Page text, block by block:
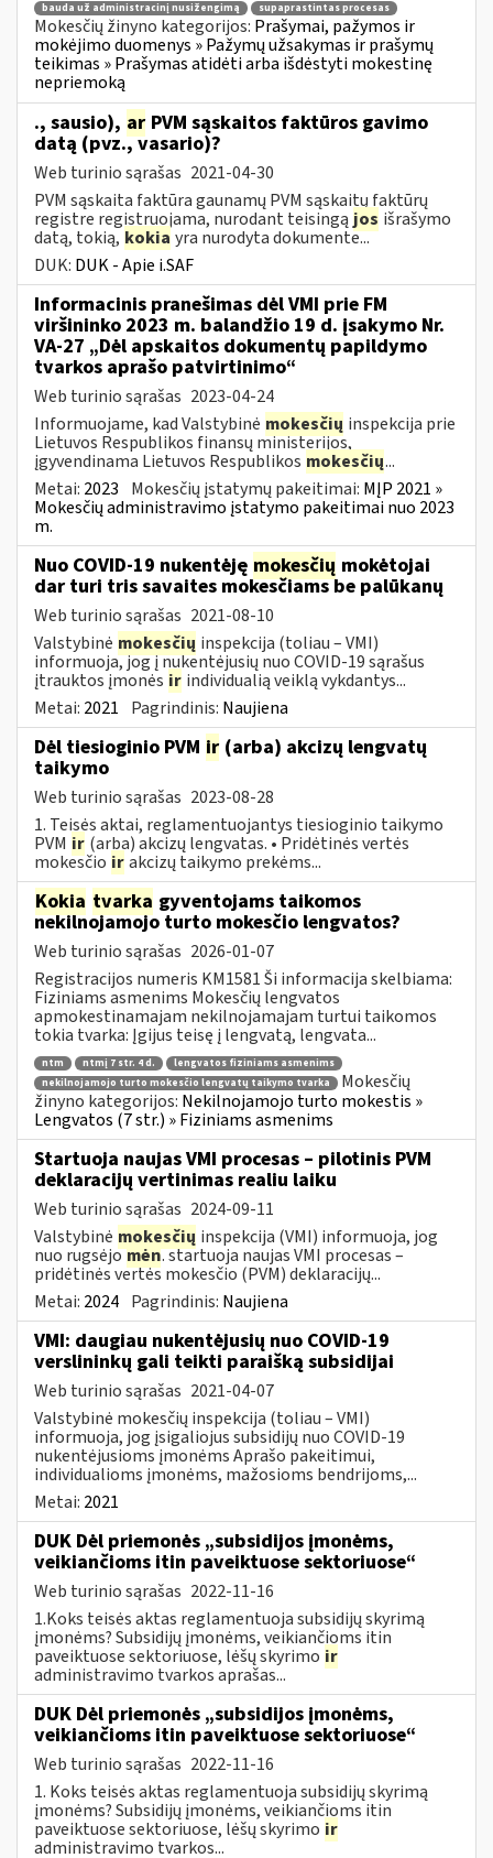
bauda už administracinį nusižengimą
supaprastintas procesas
Mokesčių žinyno kategorijos: Prašymai, pažymos ir
mokėjimo duomenys » Pažymų užsakymas ir prašymų
teikimas » Prašymas atidėti arba išdėstyti mokestinę
nepriemoką
., sausio), ar PVM sąskaitos faktūros gavimo
datą (pvz., vasario)?
Web turinio sąrašas 2021-04-30
PVM sąskaita faktūra gaunamų PVM sąskaitų faktūrų
registre registruojama, nurodant teisingą jos išrašymo
datą, tokią, kokia yra nurodyta dokumente...
DUK: DUK - Apie i.SAF
Informacinis pranešimas dėl VMI prie FM
viršininko 2023 m. balandžio 19 d. įsakymo Nr.
VA-27 „Dėl apskaitos dokumentų papildymo
tvarkos aprašo patvirtinimo“
Web turinio sąrašas 2023-04-24
Informuojame, kad Valstybinė mokesčių inspekcija prie
Lietuvos Respublikos finansų ministerijos,
įgyvendinama Lietuvos Respublikos mokesčių...
Metai: 2023 Mokesčių įstatymų pakeitimai: MĮP 2021 »
Mokesčių administravimo įstatymo pakeitimai nuo 2023
m.
Nuo COVID-19 nukentėję mokesčių mokėtojai
dar turi tris savaites mokesčiams be palūkanų
Web turinio sąrašas 2021-08-10
Valstybinė mokesčių inspekcija (toliau – VMI)
informuoja, jog į nukentėjusių nuo COVID-19 sąrašus
įtrauktos įmonės ir individualią veiklą vykdantys...
Metai: 2021 Pagrindinis: Naujiena
Dėl tiesioginio PVM ir (arba) akcizų lengvatų
taikymo
Web turinio sąrašas 2023-08-28
1. Teisės aktai, reglamentuojantys tiesioginio taikymo
PVM ir (arba) akcizų lengvatas. • Pridėtinės vertės
mokesčio irakcizų taikymo prekėms...
Kokia tvarka gyventojams taikomos
nekilnojamojo turto mokesčio lengvatos?
Web turinio sąrašas 2026-01-07
Registracijos numeris KM1581 Ši informacija skelbiama:
Fiziniams asmenims Mokesčių lengvatos
apmokestinamajam nekilnojamajam turtui taikomos
tokia tvarka: Įgijus teisę į lengvatą, lengvata...
ntm ntmį 7 str. 4 d.
lengvatos fiziniams asmenims
nekilnojamojo turto mokesčio lengvatų taikymo tvarka
Mokesčių
žinyno kategorijos: Nekilnojamojo turto mokestis »
Lengvatos (7 str.) » Fiziniams asmenims
Startuoja naujas VMI procesas – pilotinis PVM
deklaracijų vertinimas realiu laiku
Web turinio sąrašas 2024-09-11
Valstybinė mokesčių inspekcija (VMI) informuoja, jog
nuo rugsėjomėn. startuoja naujas VMI procesas –
pridėtinės vertės mokesčio (PVM) deklaracijų...
Metai: 2024 Pagrindinis: Naujiena
VMI: daugiau nukentėjusių nuo COVID-19
verslininkų gali teikti paraišką subsidijai
Web turinio sąrašas 2021-04-07
Valstybinė mokesčių inspekcija (toliau – VMI)
informuoja, jog įsigaliojus subsidijų nuo COVID-19
nukentėjusioms įmonėms Aprašo pakeitimui,
individualioms įmonėms, mažosioms bendrijoms,...
Metai: 2021
DUK Dėl priemonės „subsidijos įmonėms,
veikiančioms itin paveiktuose sektoriuose“
Web turinio sąrašas 2022-11-16
1.Koks teisės aktas reglamentuoja subsidijų skyrimą
įmonėms? Subsidijų įmonėms, veikiančioms itin
paveiktuose sektoriuose, lėšų skyrimo ir
administravimo tvarkos aprašas...
DUK Dėl priemonės „subsidijos įmonėms,
veikiančioms itin paveiktuose sektoriuose“
Web turinio sąrašas 2022-11-16
1. Koks teisės aktas reglamentuoja subsidijų skyrimą
įmonėms? Subsidijų įmonėms, veikiančioms itin
paveiktuose sektoriuose, lėšų skyrimo ir
administravimo tvarkos...